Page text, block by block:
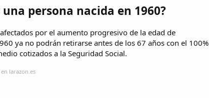
persona nacida en 1960?
por el aumento progresivo de la edad de
ya no podrán retirarse antes de los 67 años con el 100%
cotizados a la Seguridad Social.
larazon.es